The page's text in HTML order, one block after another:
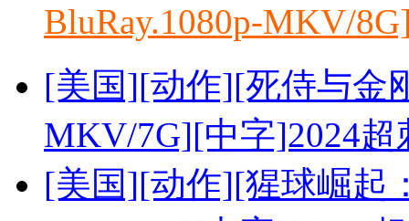
BluRay.1080p-MKV/
[美国][动作][死侍与金
MKV/7G][中字]2024超
[美国][动作][猩球崛起